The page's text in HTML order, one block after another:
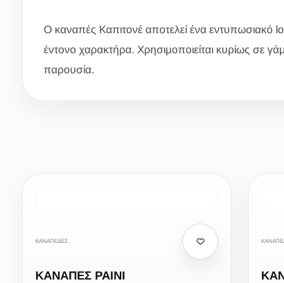
Ο καναπές Καπιτονέ αποτελεί ένα εντυπωσιακό
έντονο χαρακτήρα. Χρησιμοποιείται κυρίως σε
παρουσία.
ΚΑΝΑΠΕΔΕΣ,
ΚΑΝΑΠΕΣ ΡΑΙΝΙ